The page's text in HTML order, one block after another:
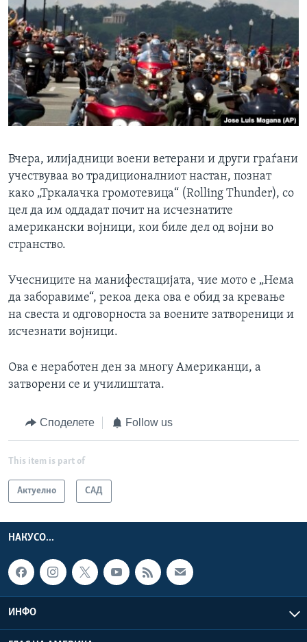
Вчера, илијадници воени ветерани и други граѓани
учествуваа во традиционалниот настан, познат
како „Тркалачка громотевица“ (Rolling Thunder), со
цел да им оддадат почит на исчезнатите
американски војници, кои биле дел од војни во
странство.
Учесниците на манифестацијата, чие мото е „Нема
да заборавиме“, рекоа дека ова е обид за кревање
на свеста и одговорноста за воените затвореници и
исчезнати војници.
Ова е неработен ден за многу Американци, а
затворени се и училиштата.
Споделете Follow us
This item is part of
Актуелно САД
НАКУСО...
ИНФО